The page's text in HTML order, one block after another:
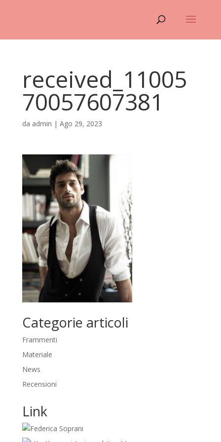
received_11005
70057607381
da admin | Ago 29, 2023
Categorie articoli
Frammenti
Materiale
News
Recensioni
Link